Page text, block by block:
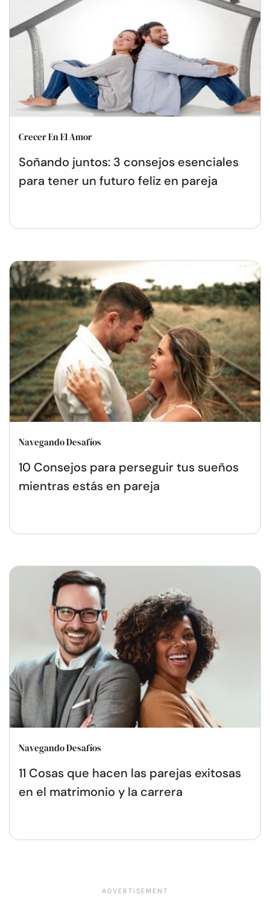
Crecer En El Amor
Soñando juntos: 3 consejos esenciales
para tener un futuro feliz en pareja
Navegando Desafíos
10 Consejos para perseguir tus sueños
mientras estás en pareja
Navegando Desafíos
11 Cosas que hacen las parejas exitosas
en el matrimonio y la carrera